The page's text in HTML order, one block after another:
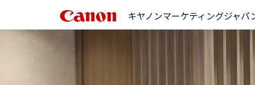
キヤノンマーケティングジャパ